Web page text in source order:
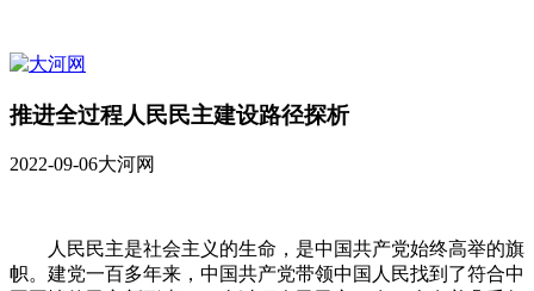
推进全过程人民民主建设路径探析
2022-09-06大河网
人民民主是社会主义的生命，是中国共产党始终高举的旗
帜。建党一百多年来，中国共产党带领中国人民找到了符合中